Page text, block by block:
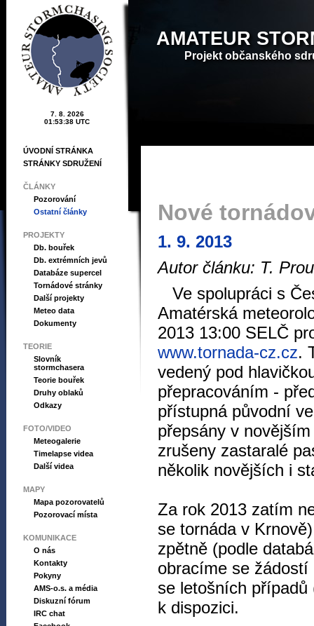
7. 8. 2026
01:53:38 UTC
ÚVODNÍ STRÁNKA
STRÁNKY SDRUŽENÍ
ČLÁNKY
Pozorování
Ostatní články
PROJEKTY
Db. bouřek
Db. extrémních jevů
Databáze supercel
Tornádové stránky
Další projekty
Meteo data
Dokumenty
TEORIE
Slovník
stormchasera
Teorie bouřek
Druhy oblaků
Odkazy
FOTO/VIDEO
Meteogalerie
Timelapse videa
Další videa
MAPY
Mapa pozorovatelů
Pozorovací místa
KOMUNIKACE
O nás
Kontakty
Pokyny
AMS-o.s. a média
Diskuzní fórum
IRC chat
AMATEUR
Projekt občanského
Nové
1. 9. 2013
Autor článku: T.
Ve spolupráci s
Amatérská
2013 13:00 SELČ
www.tornada-cz.cz.
vedený pod
přepracováním -
přístupná původní
přepsány v
zrušeny zastaralé
několik novějších i
Za rok 2013 zatím
se tornáda v
zpětně (podle
obracíme se
se letošních
k dispozici.